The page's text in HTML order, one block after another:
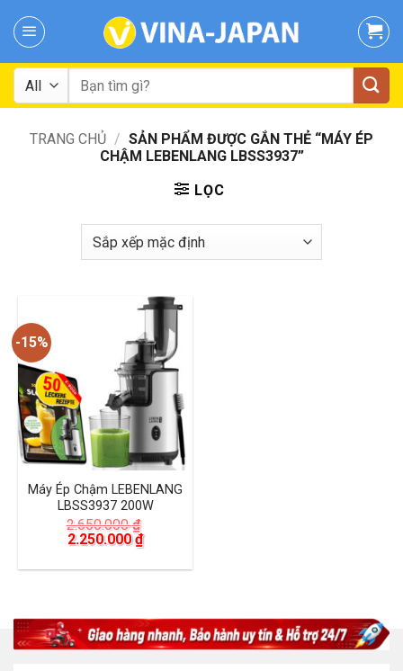
Tìm
kiếm:
TRANG CHỦ / SẢN PHẨM ĐƯỢC GẮN THẺ “MÁY ÉP
CHẬM LEBENLANG LBSS3937”
LỌC
-15%
Máy Ép Chậm LEBENLANG
LBSS3937 200W
2.650.000₫
Giá
là:
2.250.000₫Giá
hiện
tại